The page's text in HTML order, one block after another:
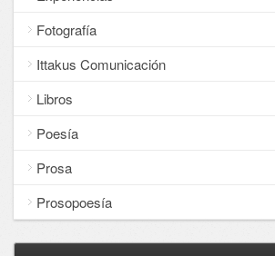
Fotografía
Ittakus Comunicación
Libros
Poesía
Prosa
Prosopoesía